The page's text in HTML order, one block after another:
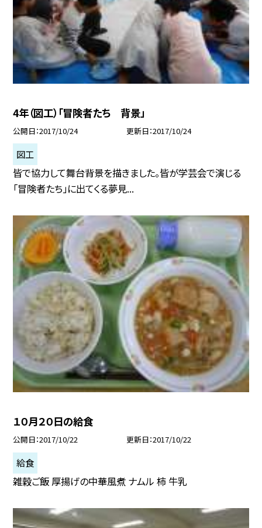
4年（図工）「冒険者たち 背景」
公開日 2017/10/24 更新日 2017/10/24
図工
皆で協力して舞台背景を描きました。皆が学芸会で演じる
「冒険者たち」に出てくる夢見...
１０月２０日の給食
公開日 2017/10/22 更新日 2017/10/22
給食
雑穀ご飯 厚揚げの中華風煮 ナムル 柿 牛乳